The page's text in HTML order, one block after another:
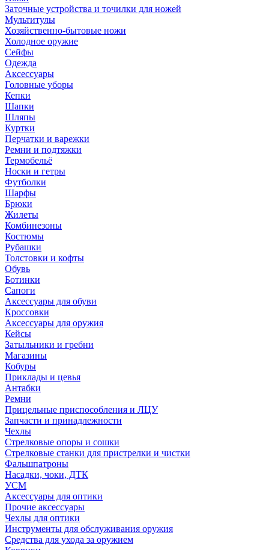
Заточные устройства и точилки для ножей
Мультитулы
Хозяйственно-бытовые ножи
Холодное оружие
Сейфы
Одежда
Аксессуары
Головные уборы
Кепки
Шапки
Шляпы
Куртки
Перчатки и варежки
Ремни и подтяжки
Термобельё
Носки и гетры
Футболки
Шарфы
Брюки
Жилеты
Комбинезоны
Костюмы
Рубашки
Толстовки и кофты
Обувь
Ботинки
Сапоги
Аксессуары для обуви
Кроссовки
Аксессуары для оружия
Кейсы
Затыльники и гребни
Магазины
Кобуры
Приклады и цевья
Антабки
Ремни
Прицельные приспособления и ЛЦУ
Запчасти и принадлежности
Чехлы
Стрелковые опоры и сошки
Стрелковые станки для пристрелки и чистки
Фальшпатроны
Насадки, чоки, ДТК
УСМ
Аксессуары для оптики
Прочие аксессуары
Чехлы для оптики
Инструменты для обслуживания оружия
Средства для ухода за оружием